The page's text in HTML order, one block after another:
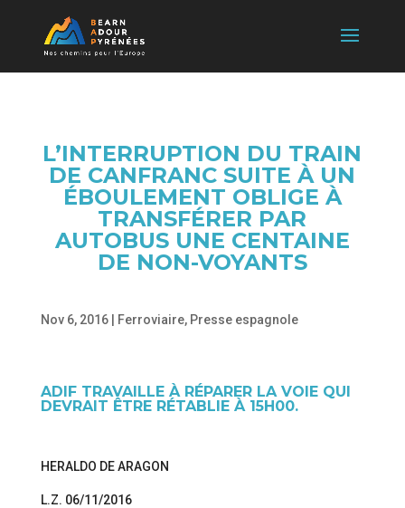
L’INTERRUPTION DU TRAIN
DE CANFRANC SUITE À UN
ÉBOULEMENT OBLIGE À
TRANSFÉRER PAR
AUTOBUS UNE CENTAINE
DE NON-VOYANTS
Nov 6, 2016| Ferroviaire, Presse espagnole
ADIF TRAVAILLE À RÉPARER LA VOIE QUI
DEVRAIT ÊTRE RÉTABLIE À 15H00.
HERALDO DE ARAGON
L.Z. 06/11/2016